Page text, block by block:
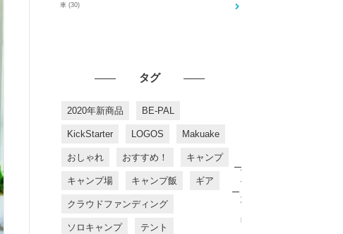
車 (30)
タグ
2020年新商品 BE-PAL
KickStarter LOGOS Makuake
おしゃれ おすすめ！ キャンプ
キャンプ場 キャンプ飯 ギア
クラウドファンディング
ソロキャンプ テント
す
す
め
商
品